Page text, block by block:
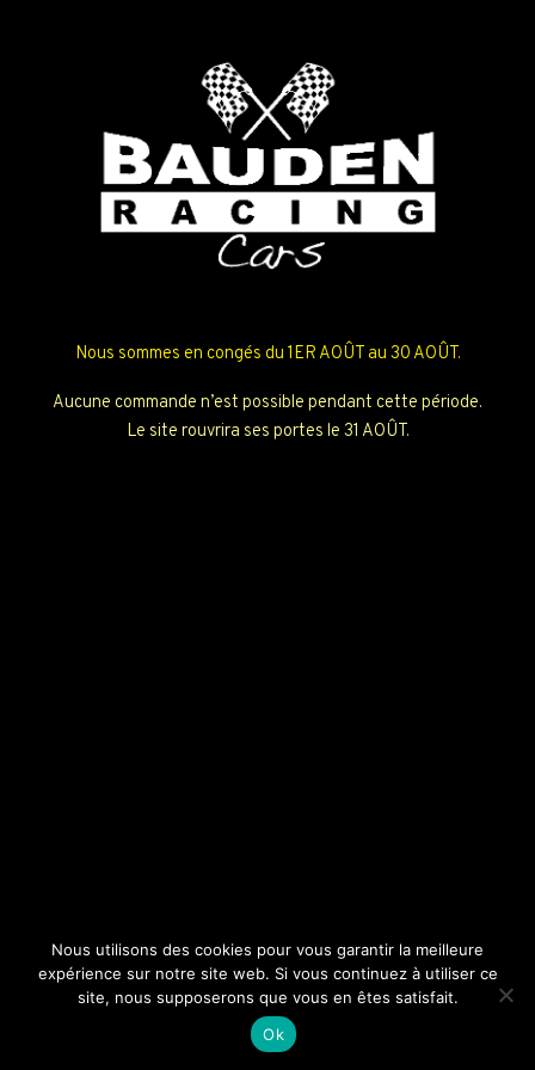
Nous sommes en congés du 1ER AOÛT au 30 AOÛT.
Aucune commande n’est possible pendant cette période.
Le site rouvrira ses portes le 31 AOÛT.
Nous utilisons des cookies pour vous garantir la meilleure
expérience sur notre site web. Si vous continuez à utiliser ce
site, nous supposerons que vous en êtes satisfait.
Ok